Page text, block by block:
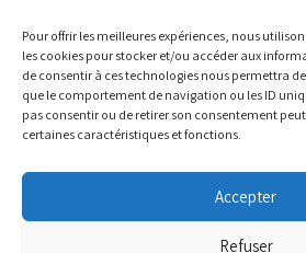
Pour offrir les meilleures expériences, nous
les cookies pour stocker et/ou accéder aux
de consentir à ces technologies nous permettra
que le comportement de navigation ou les ID
pas consentir ou de retirer son consentement
certaines caractéristiques et fonctions.
Accepter
Refuser
RESTONS EN CONTACT